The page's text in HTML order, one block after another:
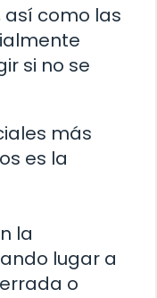
como las
si no se
más
es la
la
lugar a
o